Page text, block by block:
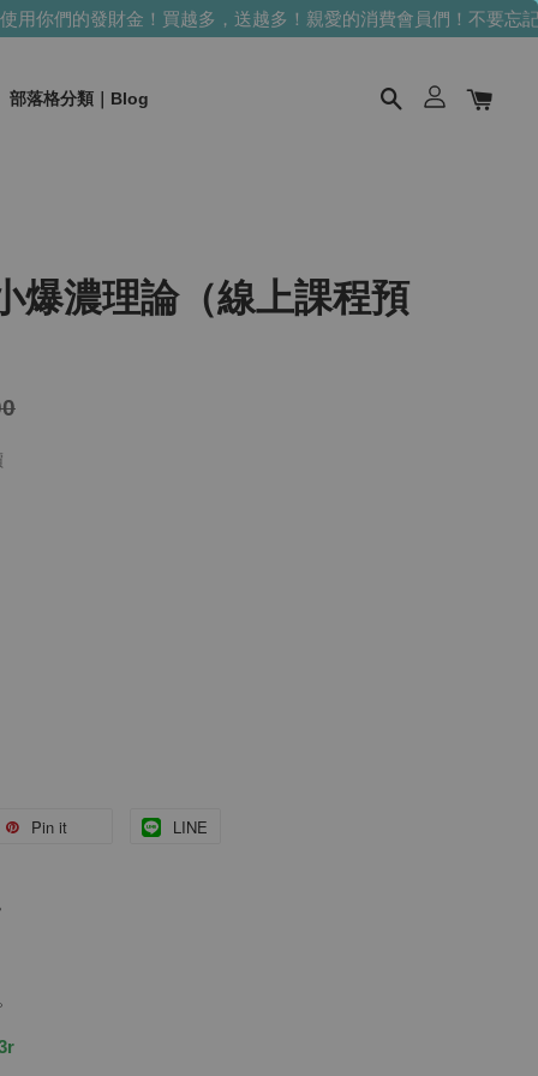
你們的發財金！買越多，送越多！親愛的消費會員們！不要忘記
部落格分類｜Blog
爆濃理論（線上課程預
Pin it LINE